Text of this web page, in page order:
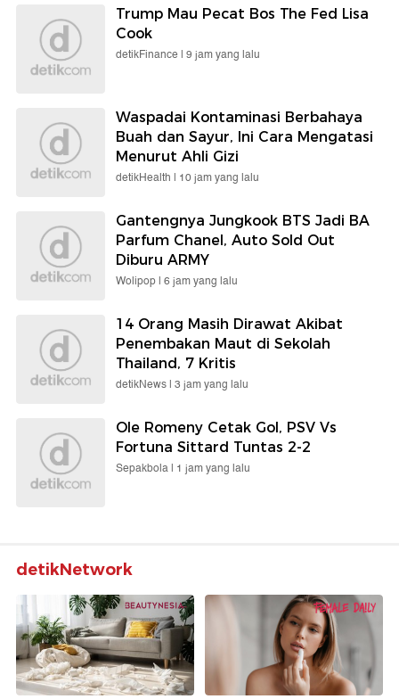
Trump Mau Pecat Bos The Fed Lisa
Cook
detikFinance | 9 jam yang lalu
Waspadai Kontaminasi Berbahaya
Buah dan Sayur, Ini Cara Mengatasi
Menurut Ahli Gizi
detikHealth | 10 jam yang lalu
Gantengnya Jungkook BTS Jadi BA
Parfum Chanel, Auto Sold Out
Diburu ARMY
Wolipop | 6 jam yang lalu
14 Orang Masih Dirawat Akibat
Penembakan Maut di Sekolah
Thailand, 7 Kritis
detikNews | 3 jam yang lalu
Ole Romeny Cetak Gol, PSV Vs
Fortuna Sittard Tuntas 2-2
Sepakbola | 1 jam yang lalu
detikNetwork